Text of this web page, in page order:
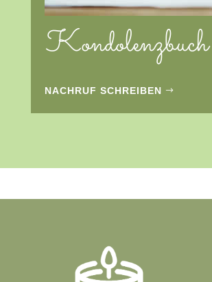
Kondolenzbuch
NACHRUF SCHREIBEN